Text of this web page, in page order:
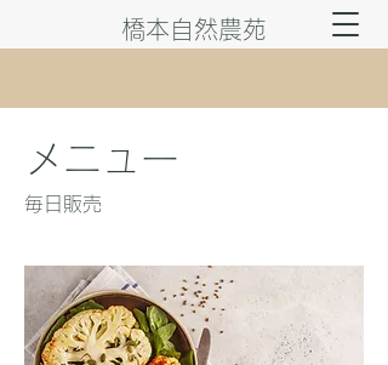
橋本自然農苑
メニュー
毎日販売